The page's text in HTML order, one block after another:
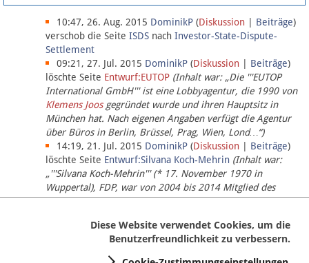
Über Lobbypedia
Impressum
10:47, 26. Aug. 2015 DominikP (Diskussion Beiträge)
verschob die Seite ISDS nach Investor-State-Dispute-
Settlement
09:21, 27. Jul. 2015 DominikP (Diskussion Beiträge)
löschte Seite Entwurf:EUTOP (Inhalt war: „Die '''EUTOP
International GmbH''' ist eine Lobbyagentur, die 1990 von
Klemens Joosgegründet wurde und ihren Hauptsitz in
München hat. Nach eigenen Angaben verfügt die Agentur
über Büros in Berlin, Brüssel, Prag, Wien, Lond…“)
14:19, 21. Jul. 2015 DominikP (Diskussion Beiträge)
löschte Seite Entwurf:Silvana Koch-Mehrin (Inhalt war:
„'''Silvana Koch-Mehrin''' (* 17. November 1970 in
Wuppertal), FDP, war von 2004 bis 2014 Mitglied des
Europäischen Parlaments, seit November 2014 ist sie für
Diese Website verwendet Cookies, um die
Benutzerfreundlichkeit zu verbessern.